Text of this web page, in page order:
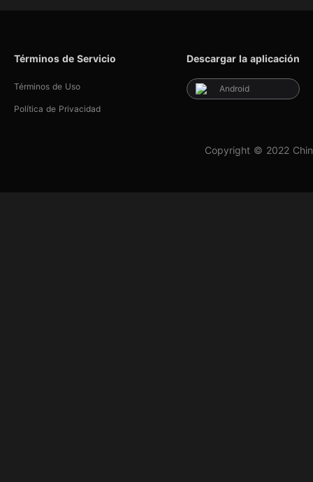
Términos de Servicio
Términos de Uso
Política de Privacidad
Descargar la aplicación
Android
Copyright © 2022